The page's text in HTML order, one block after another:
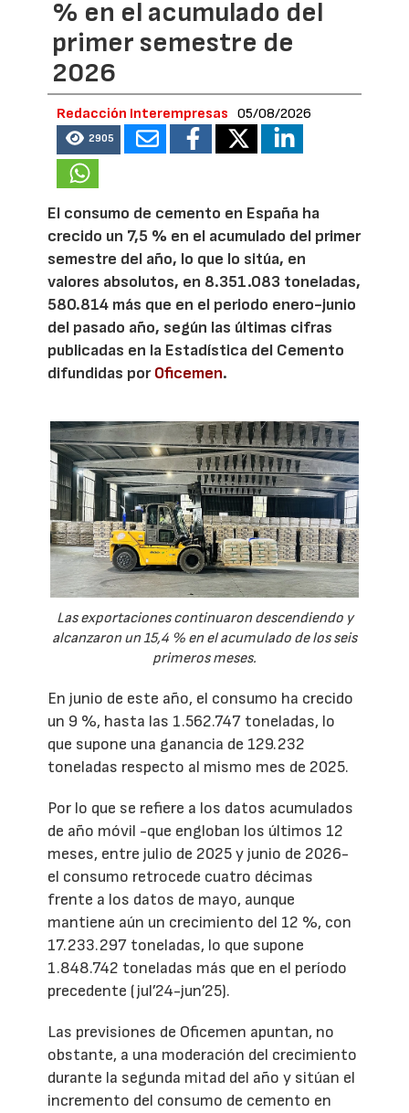
% en el acumulado del
primer semestre de
2026
Redacción Interempresas 05/08/2026
2905
El consumo de cemento en España ha
crecido un 7,5 % en el acumulado del primer
semestre del año, lo que lo sitúa, en
valores absolutos, en 8.351.083 toneladas,
580.814 más que en el periodo enero-junio
del pasado año, según las últimas cifras
publicadas en la Estadística del Cemento
difundidas porOficemen.
Las exportaciones continuaron descendiendo y
alcanzaron un 15,4 % en el acumulado de los seis
primeros meses.
En junio de este año, el consumo ha crecido
un 9 %, hasta las 1.562.747 toneladas, lo
que supone una ganancia de 129.232
toneladas respecto al mismo mes de 2025.
Por lo que se refiere a los datos acumulados
de año móvil -que engloban los últimos 12
meses, entre julio de 2025 y junio de 2026-
el consumo retrocede cuatro décimas
frente a los datos de mayo, aunque
mantiene aún un crecimiento del 12 %, con
17.233.297 toneladas, lo que supone
1.848.742 toneladas más que en el período
precedente (jul’24-jun’25).
Las previsiones de Oficemen apuntan, no
obstante, a una moderación del crecimiento
durante la segunda mitad del año y sitúan el
incremento del consumo de cemento en